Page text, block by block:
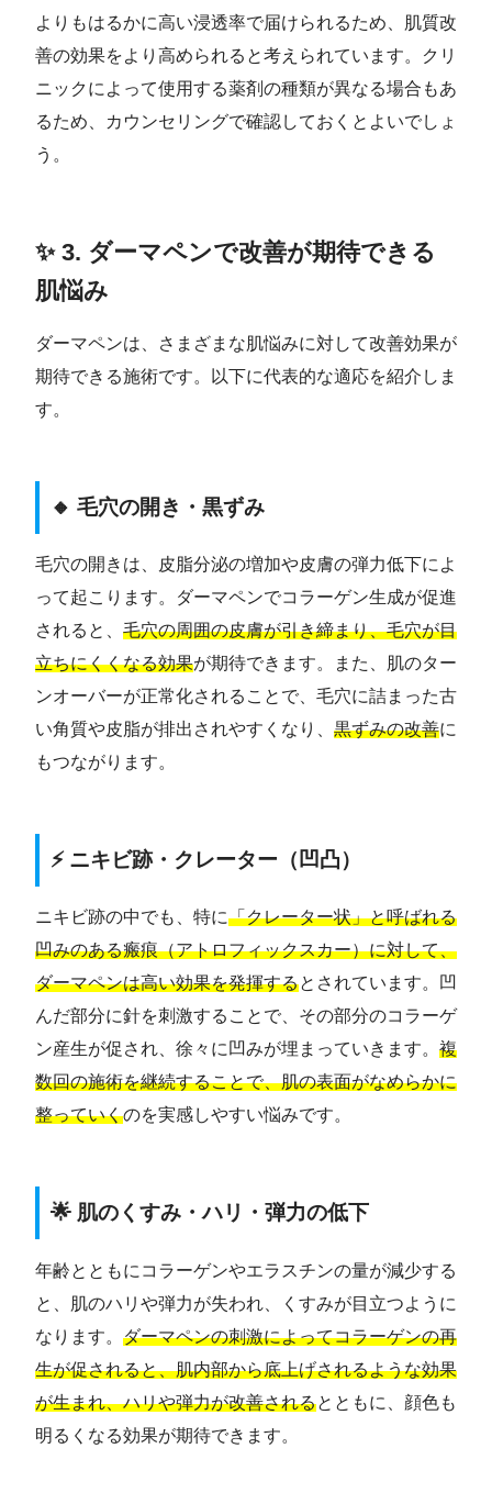
よりもはるかに高い浸透率で届けられるため、肌質改
善の効果をより高められると考えられています。クリ
ニックによって使用する薬剤の種類が異なる場合もあ
るため、カウンセリングで確認しておくとよいでしょ
う。
✨ 3. ダーマペンで改善が期待できる
肌悩み
ダーマペンは、さまざまな肌悩みに対して改善効果が
期待できる施術です。以下に代表的な適応を紹介しま
す。
🔸 毛穴の開き・黒ずみ
毛穴の開きは、皮脂分泌の増加や皮膚の弾力低下によ
って起こります。ダーマペンでコラーゲン生成が促進
されると、 毛穴の周囲の皮膚が引き締まり、毛穴が目
立ちにくくなる効果が期待できます。また、肌のター
ンオーバーが正常化されることで、毛穴に詰まった古
い角質や皮脂が排出されやすくなり、 黒ずみの改善に
もつながります。
⚡ ニキビ跡・クレーター（凹凸）
ニキビ跡の中でも、特に「クレーター状」と呼ばれる
凹みのある瘢痕（アトロフィックスカー）に対して、
ダーマペンは高い効果を発揮するとされています。凹
んだ部分に針を刺激することで、その部分のコラーゲ
ン産生が促され、徐々に凹みが埋まっていきます。 複
数回の施術を継続することで、肌の表面がなめらかに
整っていくのを実感しやすい悩みです。
🌟 肌のくすみ・ハリ・弾力の低下
年齢とともにコラーゲンやエラスチンの量が減少する
と、肌のハリや弾力が失われ、くすみが目立つように
なります。 ダーマペンの刺激によってコラーゲンの再
生が促されると、肌内部から底上げされるような効果
が生まれ、ハリや弾力が改善されるとともに、顔色も
明るくなる効果が期待できます。